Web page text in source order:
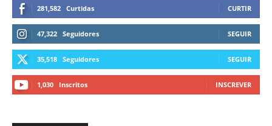
281,582 Curtidas CURTIR
47,322 Seguidores SEGUIR
35,518 Seguidores SEGUIR
1,030 Inscritos INSCREVER